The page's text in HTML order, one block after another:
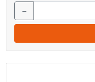
−